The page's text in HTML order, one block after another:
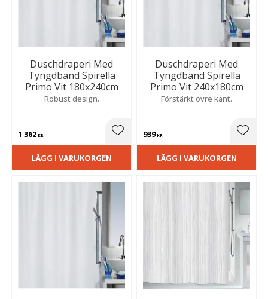
Duschdraperi Med
Tyngdband Spirella
Primo Vit 180x240cm
Robust design.
1 362 KR Lägg till i favoriter
LÄGG I VARUKORGEN
Duschdraperi Med
Tyngdband Spirella
Primo Vit 240x180cm
Förstärkt övre kant.
939KR
LÄGG I VARUKORGEN